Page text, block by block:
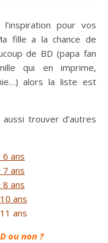
pour vos
fille a la chance de
de BD (papa fan
qui en imprime,
alors la liste est
trouver d’autres
ans
ans
ans
ans
ans
ou non ?